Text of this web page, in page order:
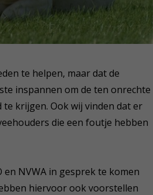
te helpen, maar dat de
inspannen om de ten onrechte
krijgen. Ook wij vinden dat er
die een foutje hebben
en NVWA in gesprek te komen
hiervoor ook voorstellen